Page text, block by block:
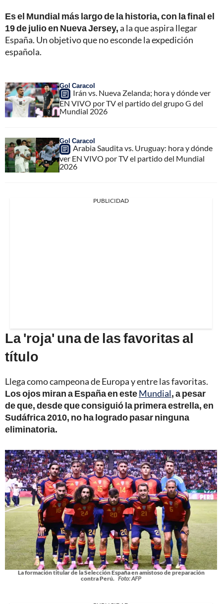
Es el Mundial más largo de la historia, con la final el
19 de julio en Nueva Jersey,a la que aspira llegar
España. Un objetivo que no esconde la expedición
española.
Gol Caracol
Irán vs. Nueva Zelanda; hora y dónde ver
EN VIVO por TV el partido del grupo G del
Mundial 2026
Gol Caracol
Arabia Saudita vs. Uruguay: hora y dónde
ver EN VIVO por TV el partido del Mundial
2026
PUBLICIDAD
La 'roja' una de las favoritas al
título
Llega como campeona de Europa y entre las favoritas.
Los ojos miran a España en esteMundial, a pesar
de que, desde que consiguió la primera estrella, en
Sudáfrica 2010, no ha logrado pasar ninguna
eliminatoria.
La formación titular de la Selección España en amistoso de preparación
contra Perú. Foto: AFP